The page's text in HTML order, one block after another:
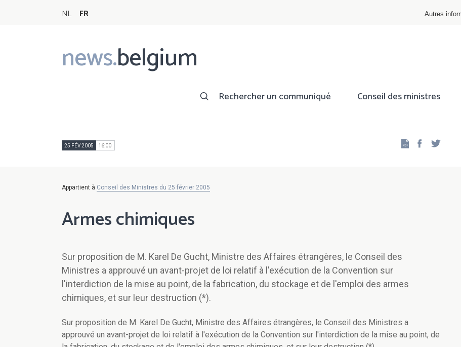
NL FR Autres
news.belgium
Main
navigation
Rechercher un communiqué Conseil des ministres
25 FÉV 2005 16:00 Facebook
Appartient à Conseil des Ministres du 25 février 2005
Armes chimiques
Sur proposition de M. Karel De Gucht, Ministre des Affaires étrangères, le Conseil des
Ministres a approuvé un avant-projet de loi relatif à l'exécution de la Convention sur
l'interdiction de la mise au point, de la fabrication, du stockage et de l'emploi des armes
chimiques, et sur leur destruction (*).
Sur proposition de M. Karel De Gucht, Ministre des Affaires étrangères, le Conseil des Ministres a
approuvé un avant-projet de loi relatif à l'exécution de la Convention sur l'interdiction de la mise au point, de